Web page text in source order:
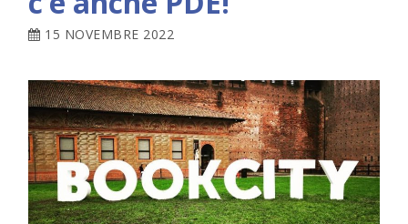
15 NOVEMBRE 2022